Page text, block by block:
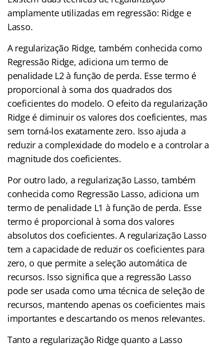
amplamente utilizadas em regressão: Ridge e
Lasso.
A regularização Ridge, também conhecida como
Regressão Ridge, adiciona um termo de
penalidade L2 à função de perda. Esse termo é
proporcional à soma dos quadrados dos
coeficientes do modelo. O efeito da regularização
Ridge é diminuir os valores dos coeficientes, mas
sem torná-los exatamente zero. Isso ajuda a
reduzir a complexidade do modelo e a controlar a
magnitude dos coeficientes.
Por outro lado, a regularização Lasso, também
conhecida como Regressão Lasso, adiciona um
termo de penalidade L1 à função de perda. Esse
termo é proporcional à soma dos valores
absolutos dos coeficientes. A regularização Lasso
tem a capacidade de reduzir os coeficientes para
zero, o que permite a seleção automática de
recursos. Isso significa que a regressão Lasso
pode ser usada como uma técnica de seleção de
recursos, mantendo apenas os coeficientes mais
importantes e descartando os menos relevantes.
Tanto a regularização Ridge quanto a Lasso